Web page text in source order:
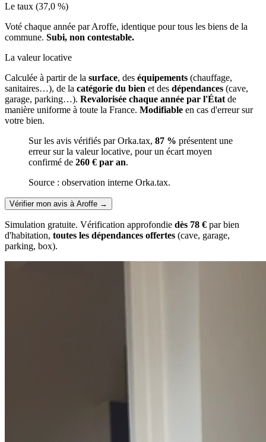
Le taux (37,0 %)
Voté chaque année par Aroffe, identique pour tous les biens de la
commune. Subi, non contestable.
La valeur locative
Calculée à partir de la surface, des équipements (chauffage,
sanitaires…), de la catégorie du bien et des dépendances (cave,
garage, parking…). Revalorisée chaque année par l'État de
manière uniforme à toute la France. Modifiable en cas d'erreur sur
votre bien.
Sur les avis vérifiés par Orka.tax, 87 % présentent une
erreur sur la valeur locative, pour un écart moyen
confirmé de 260 € par an.
Source : observation interne Orka.tax.
Vérifier mon avis à Aroffe →
Simulation gratuite. Vérification approfondie dès 78 € par bien
d'habitation, toutes les dépendances offertes (cave, garage,
parking, box).